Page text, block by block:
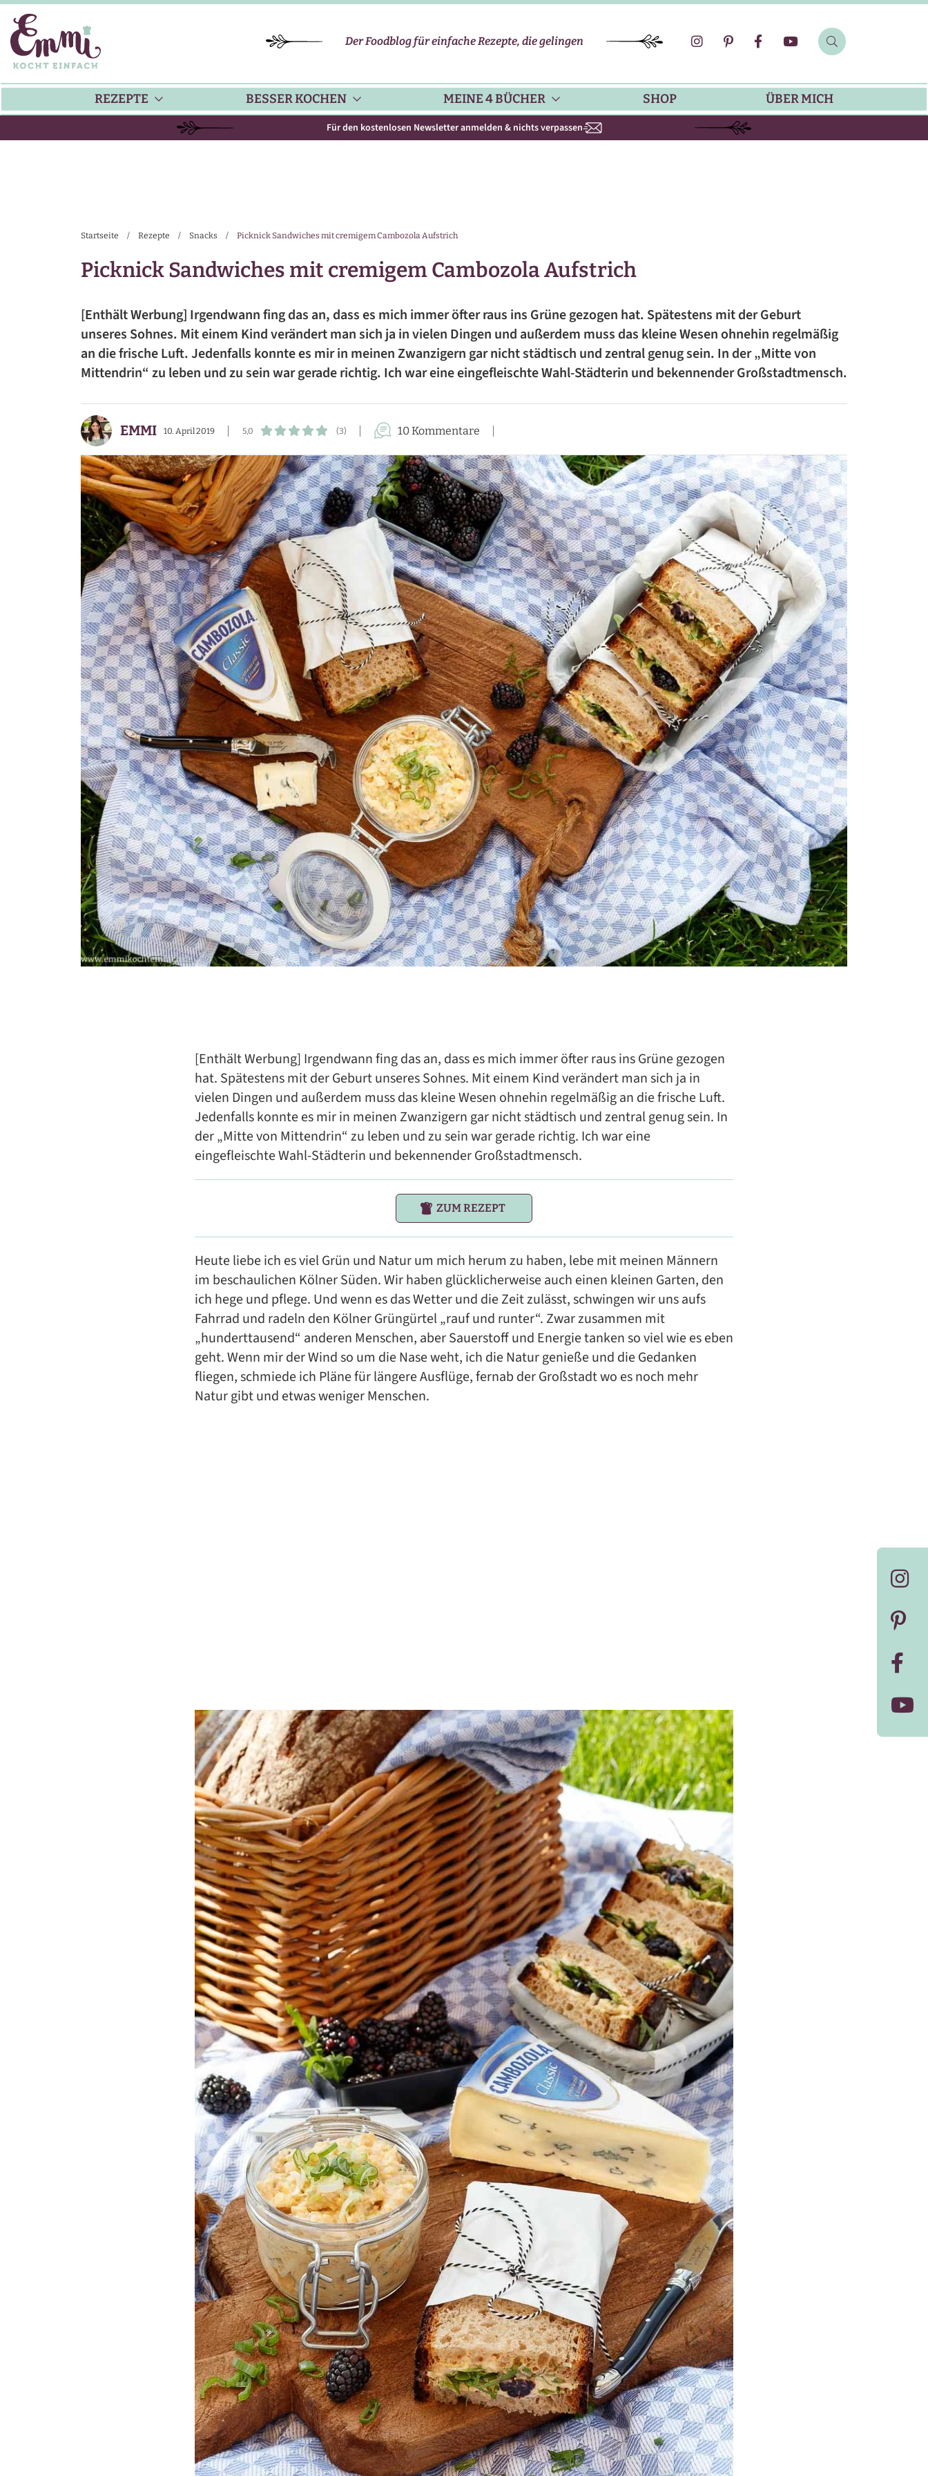
Der Foodblog für einfache Rezepte, die gelingen
REZEPTE
BEILAGEN
VORSPEISEN
SNACKS
FRÜHSTÜCK
GETRÄNKE
FISCH-REZEPTE
FÜR DIE FAMILIE
FÜR GÄSTE
AUFLAUF-REZEPTE
PASTA-REZEPTE
REZEPTE VON A BIS Z
ZUCCHINI-REZEPTE
BLUMENKOHL-REZEPTE
ASIATISCHE REZEPTE
ITALIENISCHE REZEPTE
BESSER KOCHEN
SAISONAL & REGIONAL
MEINE 4 BÜCHER SHOP ÜBER MICH
Für den kostenlosen Newsletter anmelden & nichts verpassen
Startseite / Rezepte / Snacks / Picknick Sandwiches mit cremigem Cambozola Aufstrich
Picknick Sandwiches mit cremigem Cambozola Aufstrich
[Enthält Werbung] Irgendwann fing das an, dass es mich immer öfter raus ins Grüne gezogen hat. Spätestens mit der Geburt
unseres Sohnes. Mit einem Kind verändert man sich ja in vielen Dingen und außerdem muss das kleine Wesen ohnehin regelmäßig
an die frische Luft. Jedenfalls konnte es mir in meinen Zwanzigern gar nicht städtisch und zentral genug sein. In der „Mitte von
Mittendrin“ zu leben und zu sein war gerade richtig. Ich war eine eingefleischte Wahl-Städterin und bekennender Großstadtmensch.
EMMI 10. April 2019 5,0 (3) 10 Kommentare
[Enthält Werbung] Irgendwann fing das an, dass es mich immer öfter raus ins Grüne gezogen
hat. Spätestens mit der Geburt unseres Sohnes. Mit einem Kind verändert man sich ja in
vielen Dingen und außerdem muss das kleine Wesen ohnehin regelmäßig an die frische Luft.
Jedenfalls konnte es mir in meinen Zwanzigern gar nicht städtisch und zentral genug sein. In
der „Mitte von Mittendrin“ zu leben und zu sein war gerade richtig. Ich war eine
eingefleischte Wahl-Städterin und bekennender Großstadtmensch.
ZUM REZEPT
Heute liebe ich es viel Grün und Natur um mich herum zu haben, lebe mit meinen Männern
im beschaulichen Kölner Süden. Wir haben glücklicherweise auch einen kleinen Garten, den
ich hege und pflege. Und wenn es das Wetter und die Zeit zulässt, schwingen wir uns aufs
Fahrrad und radeln den Kölner Grüngürtel „rauf und runter“. Zwar zusammen mit
„hunderttausend“ anderen Menschen, aber Sauerstoff und Energie tanken so viel wie es eben
geht. Wenn mir der Wind so um die Nase weht, ich die Natur genieße und die Gedanken
fliegen, schmiede ich Pläne für längere Ausflüge, fernab der Großstadt wo es noch mehr
Natur gibt und etwas weniger Menschen.